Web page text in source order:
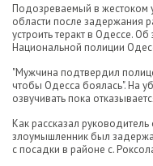
Подозреваемый в жестоком
области после задержания
устроить теракт в Одессе.
Национальной полиции
"Мужчина подтвердил
чтобы Одесса боялась". На
озвучивать пока
Как рассказал
злоумышленник был
с посадки в районе с.